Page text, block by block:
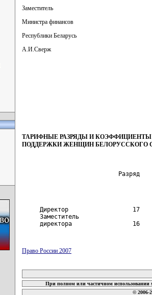
Заместитель
Министра финансов
Республики Беларусь
А.И.Сверж
ТАРИФНЫЕ РАЗРЯДЫ И
ПОДДЕРЖКИ ЖЕНЩИН
Директор                  17
     Заместитель
директора                 16
Право России 2007
При полном или частичном использовании
© 2006-